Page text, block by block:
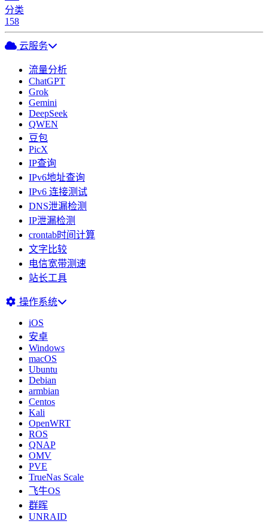
分类
158
云服务
流量分析
ChatGPT
Grok
Gemini
DeepSeek
QWEN
豆包
PicX
IP查询
IPv6地址查询
IPv6 连接测试
DNS泄漏检测
IP泄漏检测
crontab时间计算
文字比较
电信宽带测速
站长工具
操作系统
iOS
安卓
Windows
macOS
Ubuntu
Debian
armbian
Centos
Kali
OpenWRT
ROS
QNAP
OMV
PVE
TrueNas Scale
飞牛OS
群晖
UNRAID